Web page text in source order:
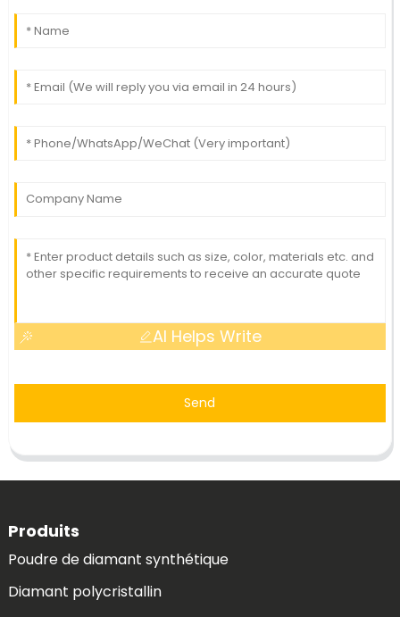
AI Helps Write
Send
Produits
Poudre de diamant synthétique
Diamant polycristallin